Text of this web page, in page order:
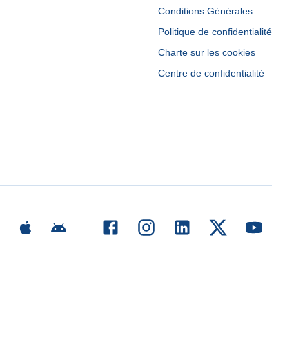
Conditions Générales
Politique de confidentialité
Charte sur les cookies
Centre de confidentialité